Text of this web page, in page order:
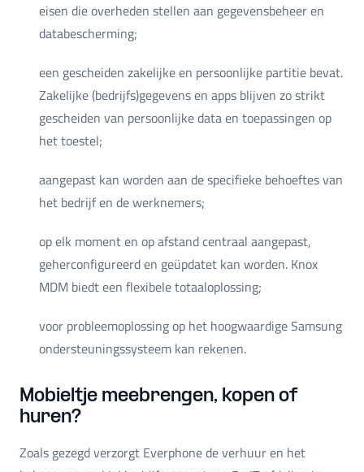
eisen die overheden stellen aan gegevensbeheer en
databescherming;
een gescheiden zakelijke en persoonlijke partitie bevat.
Zakelijke (bedrijfs)gegevens en apps blijven zo strikt
gescheiden van persoonlijke data en toepassingen op
het toestel;
aangepast kan worden aan de specifieke behoeftes van
het bedrijf en de werknemers;
op elk moment en op afstand centraal aangepast,
geherconfigureerd en geüpdatet kan worden. Knox
MDM biedt een flexibele totaaloplossing;
voor probleemoplossing op het hoogwaardige Samsung
ondersteuningssysteem kan rekenen.
Mobieltje meebrengen, kopen of
huren?
Zoals gezegd verzorgt Everphone de verhuur en het